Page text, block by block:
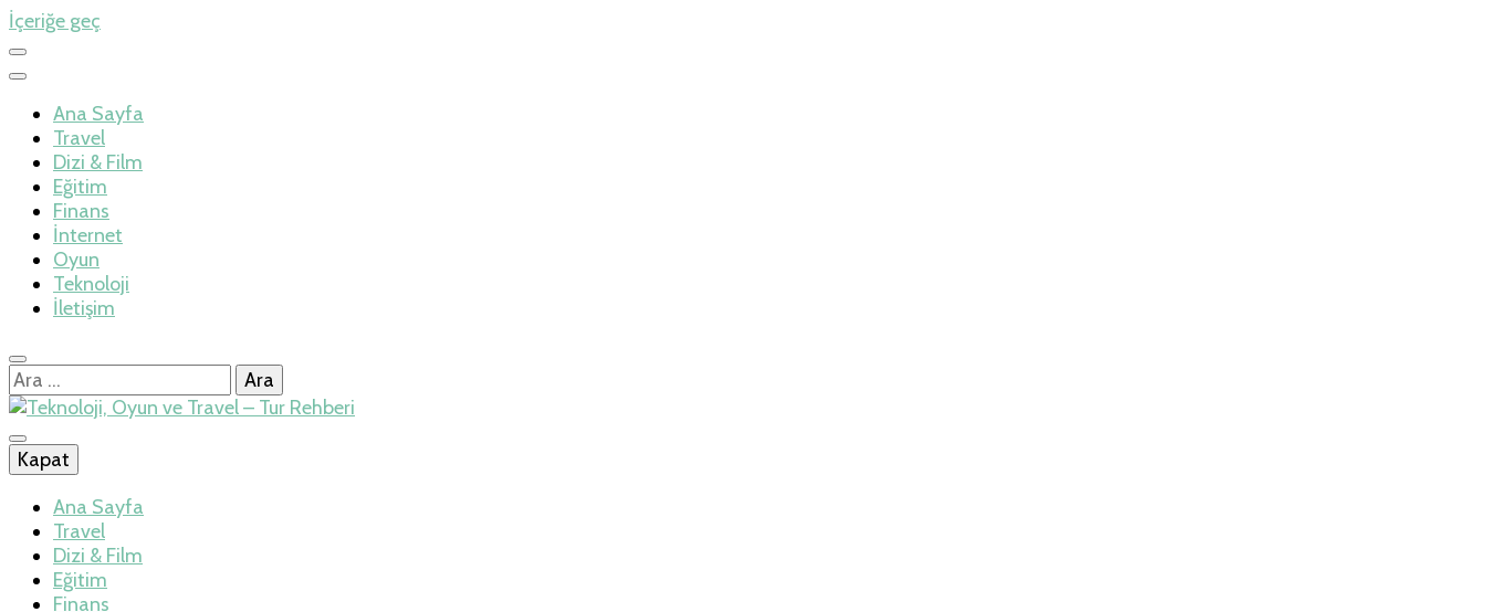
İçeriğe geç
Ana Sayfa
Travel
Dizi & Film
Eğitim
Finans
İnternet
Oyun
Teknoloji
İletişim
Arama:
Teknoloji, Oyun ve Travel – Tur Rehberi
İlkseviye
Kapat
Ana Sayfa
Travel
Dizi & Film
Eğitim
Finans